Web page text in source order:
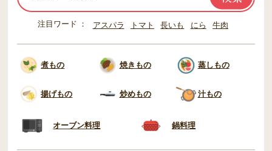
注目ワード アスパラ トマト 長いも にら 牛肉
煮もの 焼きもの 蒸しもの
揚げもの 炒めもの 汁もの
オーブン料理 鍋料理